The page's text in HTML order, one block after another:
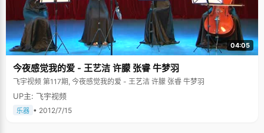
04:05
今夜感觉我的爱 - 王艺洁 许朦 张睿 牛梦羽
飞宇视频 第117期, 今夜感觉我的爱 - 王艺洁 许朦 张睿 牛梦羽
UP主: 飞宇视频
乐器 • 2012/7/15